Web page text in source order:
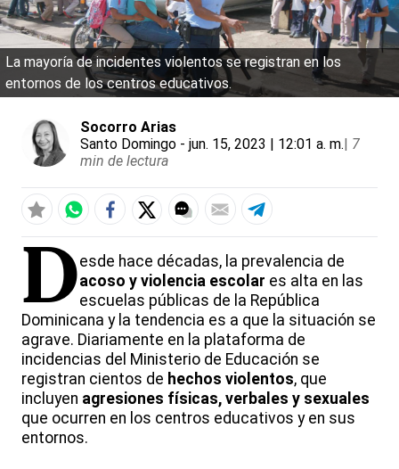
La mayoría de incidentes violentos se registran en los
entornos de los centros educativos.
Socorro Arias
Santo Domingo - jun. 15, 2023 | 12:01 a. m.| 7
min de lectura
Desde hace décadas, la prevalencia de
acoso y violencia escolar es alta en las
escuelas públicas de la República
Dominicana y la tendencia es a que la situación se
agrave. Diariamente en la plataforma de
incidencias del Ministerio de Educación se
registran cientos de hechos violentos, que
incluyen agresiones físicas, verbales y sexuales
que ocurren en los centros educativos y en sus
entornos.